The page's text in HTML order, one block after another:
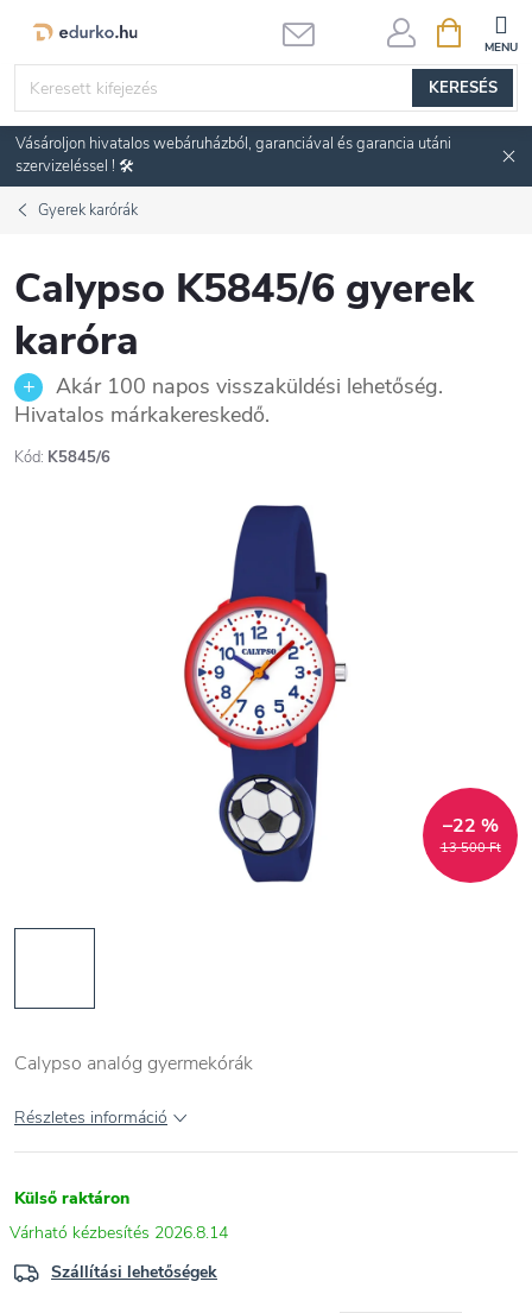
KERESÉS
KOSÁR
Vásároljon hivatalos webáruházból, garanciával és garancia utáni
szervizeléssel ! 🛠️
Gyerek karórák
Calypso K5845/6 gyerek
karóra
Akár 100 napos visszaküldési lehetőség.
Hivatalos márkakereskedő.
Kód: K5845/6
13 500 Ft
–22 %
Calypso analóg gyermekórák
Részletes információ
Külső raktáron
2026.8.14
Szállítási lehetőségek